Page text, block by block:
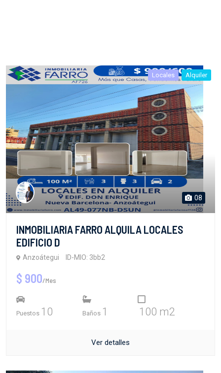
Locales Alquiler
08
INMOBILIARIA FARRO ALQUILA LOCALES
EDIFICIO D
Anzoátegui ID-MIO: 3bb2
$ 900/Mes
Puestos 10 Baños 1 100 m2
Ver detalles